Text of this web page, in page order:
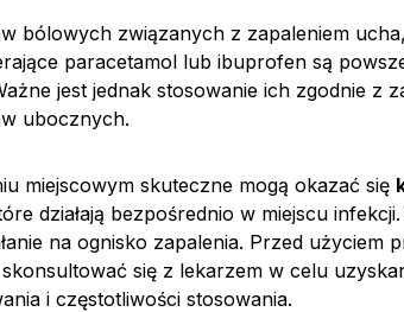
bólowych związanych z zapaleniem ucha,
paracetamol lub ibuprofen są
jest jednak stosowanie ich zgodnie z
ubocznych.
miejscowym skuteczne mogą okazać się
działają bezpośrednio w miejscu
na ognisko zapalenia. Przed
się z lekarzem w celu
i częstotliwości stosowania.